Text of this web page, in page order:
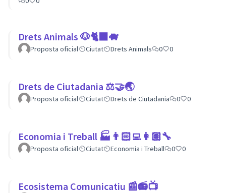
Drets Animals 🐶🐈‍⬛️🐗
Proposta oficial Ciutat Drets Animals 0 0
Drets de Ciutadania ⚖️🤝🌏
Proposta oficial Ciutat Drets de Ciutadania 0 0
Economia i Treball 🏭👨🏻‍💻👩🏽‍🔧
Proposta oficial Ciutat Economia i Treball 0 0
Ecosistema Comunicatiu 📰📻📺